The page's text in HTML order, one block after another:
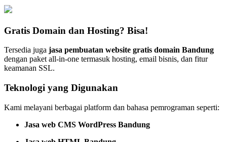
Gratis Domain dan Hosting? Bisa!
Tersedia juga jasa pembuatan website gratis domain Bandung
dengan paket all-in-one termasuk hosting, email bisnis, dan fitur
keamanan SSL.
Teknologi yang Digunakan
Kami melayani berbagai platform dan bahasa pemrograman seperti:
Jasa web CMS WordPress Bandung